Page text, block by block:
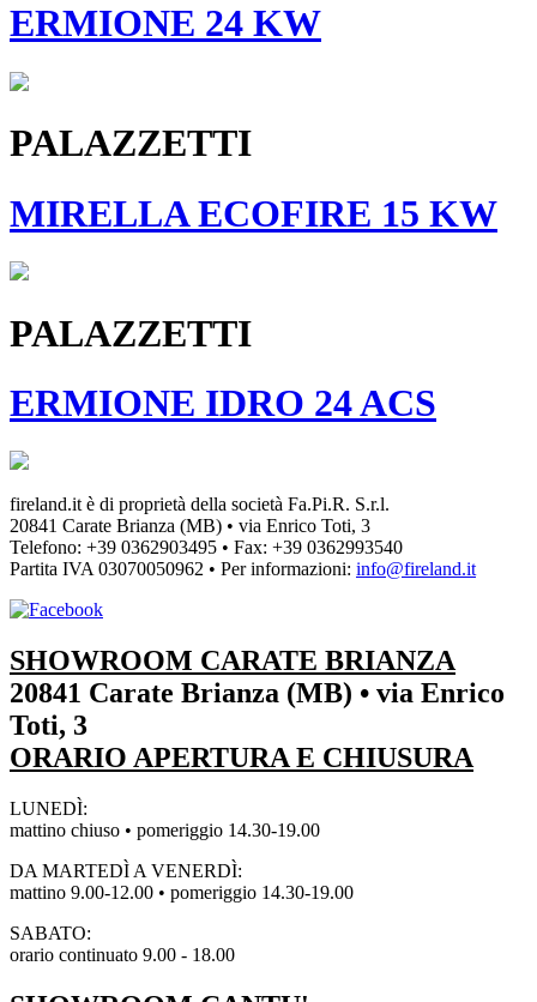
ERMIONE 24 KW
PALAZZETTI
MIRELLA ECOFIRE 15 KW
PALAZZETTI
ERMIONE IDRO 24 ACS
fireland.it è di proprietà della società Fa.Pi.R. S.r.l.
20841 Carate Brianza (MB) • via Enrico Toti, 3
Telefono: +39 0362903495 • Fax: +39 0362993540
Partita IVA03070050962 • Per informazioni: info@fireland.it
SHOWROOM CARATE BRIANZA
20841 Carate Brianza (MB) • via Enrico
Toti, 3
ORARIO APERTURA E CHIUSURA
LUNEDÌ:
mattino chiuso • pomeriggio 14.30-19.00
DA MARTEDÌ A VENERDÌ:
mattino 9.00-12.00 • pomeriggio 14.30-19.00
SABATO:
orario continuato 9.00 - 18.00